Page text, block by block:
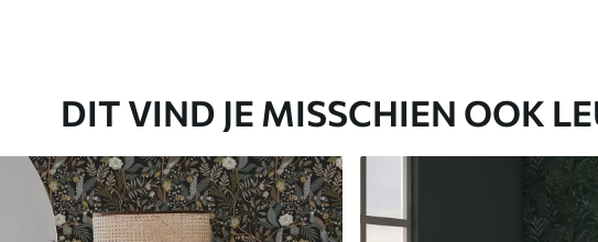
DIT VIND JE MISSCHIEN OOK